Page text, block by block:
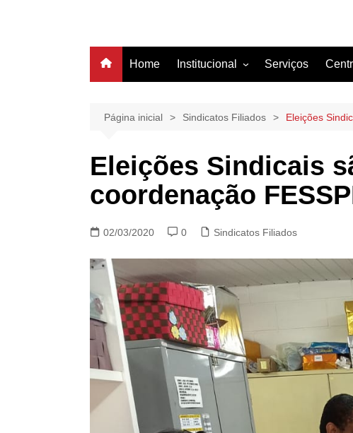
Home Institucional
Estrutura
Diretoria
Serviços
Página inicial Sindicatos Filiados Eleições
Eleições Sindicais
coordenação
02/03/2020 0 Sindicatos Filiados